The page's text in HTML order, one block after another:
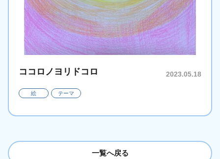
ココロノヨリドコロ 2023.05.18
絵 テーマ
一覧へ戻る